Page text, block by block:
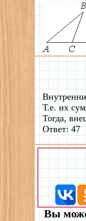
Т.е. их
Тогда,
Ответ: 47
Вы